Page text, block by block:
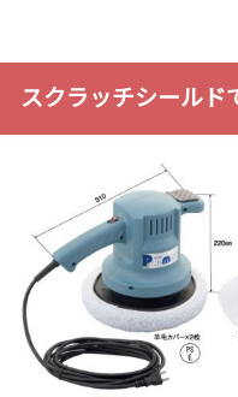
スクラッチシールド